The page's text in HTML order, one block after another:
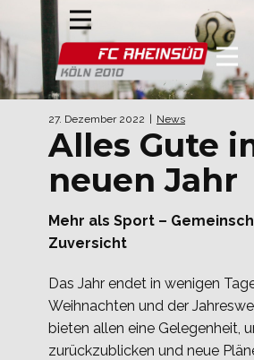
27. Dezember 2022 News
Alles Gute
neuen Jahr
Mehr als Sport –
Zuversicht
Das Jahr endet in wenigen
Weihnachten und der
bieten allen eine Gelegenheit,
zurückzublicken und neue